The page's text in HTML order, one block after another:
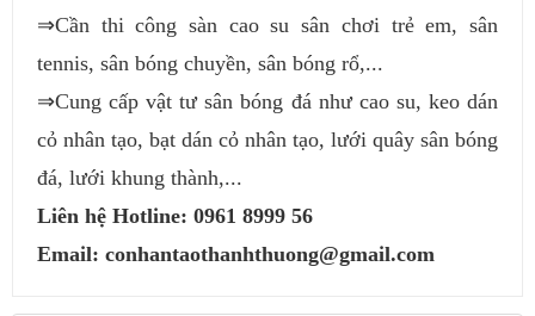
⇒Cần thi công sàn cao su sân chơi trẻ em, sân
tennis, sân bóng chuyền, sân bóng rổ,...
⇒Cung cấp vật tư sân bóng đá như cao su, keo dán
cỏ nhân tạo, bạt dán cỏ nhân tạo, lưới quây sân bóng
đá, lưới khung thành,...
Liên hệ Hotline: 0961 8999 56
Email: conhantaothanhthuong@gmail.com